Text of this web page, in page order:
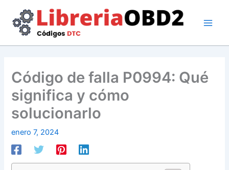
contenido
Código de falla P0994: Qué
significa y cómo
solucionarlo
enero 7, 2024